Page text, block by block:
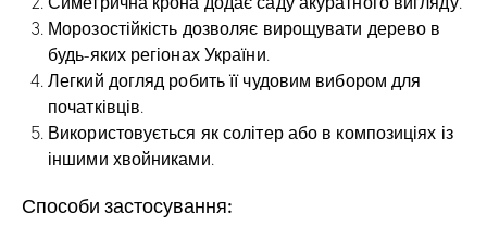
Морозостійкість дозволяє вирощувати дерево в
будь-яких регіонах України.
Легкий догляд робить її чудовим вибором для
початківців.
Використовується як солітер або в композиціях із
іншими хвойниками.
Способи застосування: